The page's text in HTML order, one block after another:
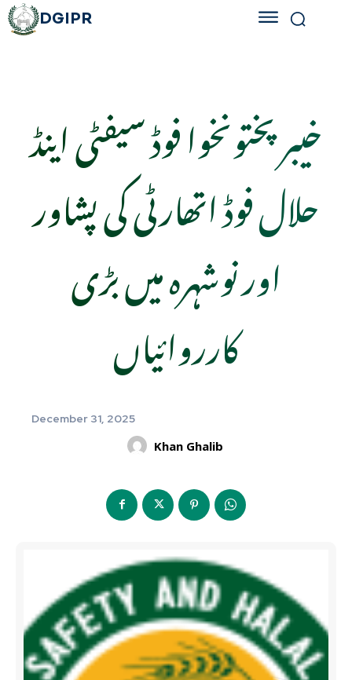
DGIPR
خیبرپختونخوا فوڈ سیفٹی اینڈ
حلال فوڈ اتھارٹی کی پشاور
اور نوشہرہ میں بڑی
کارروائیاں
December 31, 2025
Khan Ghalib